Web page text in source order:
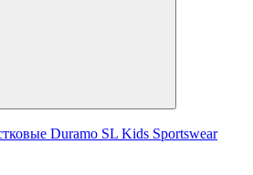
Duramo SL Kids Sportswear